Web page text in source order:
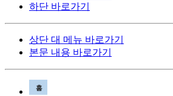
하단 바로가기
상단 대 메뉴 바로가기
본문 내용 바로가기